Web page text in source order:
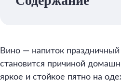
Вино — напиток
становится причиной
яркое и стойкое пятно на